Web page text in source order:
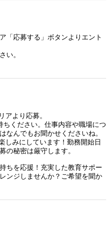
「応募する」ボタンよりエント
い。
アより応募。
ちください。仕事内容や職場につ
なんでもお聞かせくださいね。
しみにしています！勤務開始日
の秘密は厳守します。
ちを応援！充実した教育サポー
ンジしませんか？ご希望を聞か